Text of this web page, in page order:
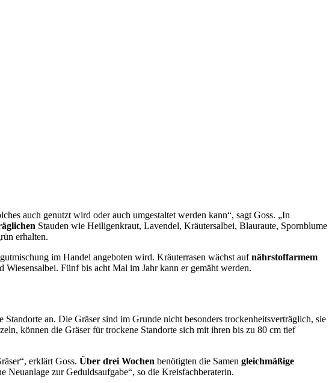
auch genutzt wird oder auch umgestaltet werden kann“, sagt Goss. „In
Stauden wie Heiligenkraut, Lavendel, Kräutersalbei, Blauraute, Spornblume
erhalten.
im Handel angeboten wird. Kräuterrasen wächst aufnährstoffarmem
Fünf bis acht Mal im Jahr kann er gemäht werden.
an. Die Gräser sind im Grunde nicht besonders trockenheitsverträglich, sie
können die Gräser für trockene Standorte sich mit ihren bis zu 80 cm tief
erklärt Goss. Über drei Wochen benötigten die Samen gleichmäßige
Neuanlage zur Geduldsaufgabe“, so die Kreisfachberaterin.